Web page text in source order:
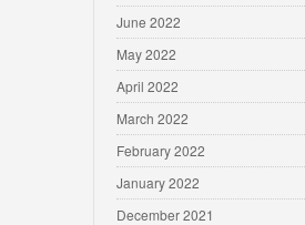
June 2022
May 2022
April 2022
March 2022
February 2022
January 2022
December 2021